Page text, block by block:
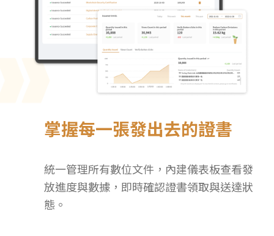
掌握每一張發出去的證書
統一管理所有數位文件，內建儀表板查看發
放進度與數據，即時確認證書領取與送達狀
態。